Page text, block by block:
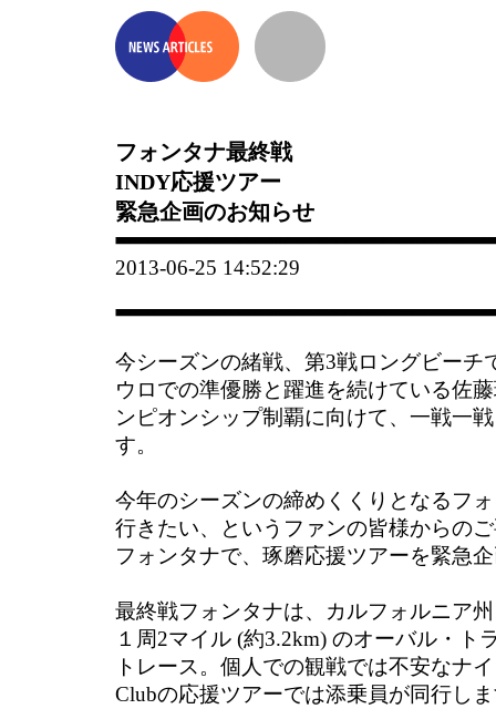
フォンタナ最終戦
INDY応援ツアー
緊急企画のお知らせ
2013-06-25 14:52:29
今シーズンの緒戦、第3戦ロングビーチ
ウロでの準優勝と躍進を続けている佐
ンピオンシップ制覇に向けて、一戦一
す。
今年のシーズンの締めくくりとなるフ
行きたい、というファンの皆様からの
フォンタナで、琢磨応援ツアーを緊急
最終戦フォンタナは、カルフォルニア
１周2マイル (約3.2km) のオーバル・ト
トレース。個人での観戦では不安なナ
Clubの応援ツアーでは添乗員が同行し